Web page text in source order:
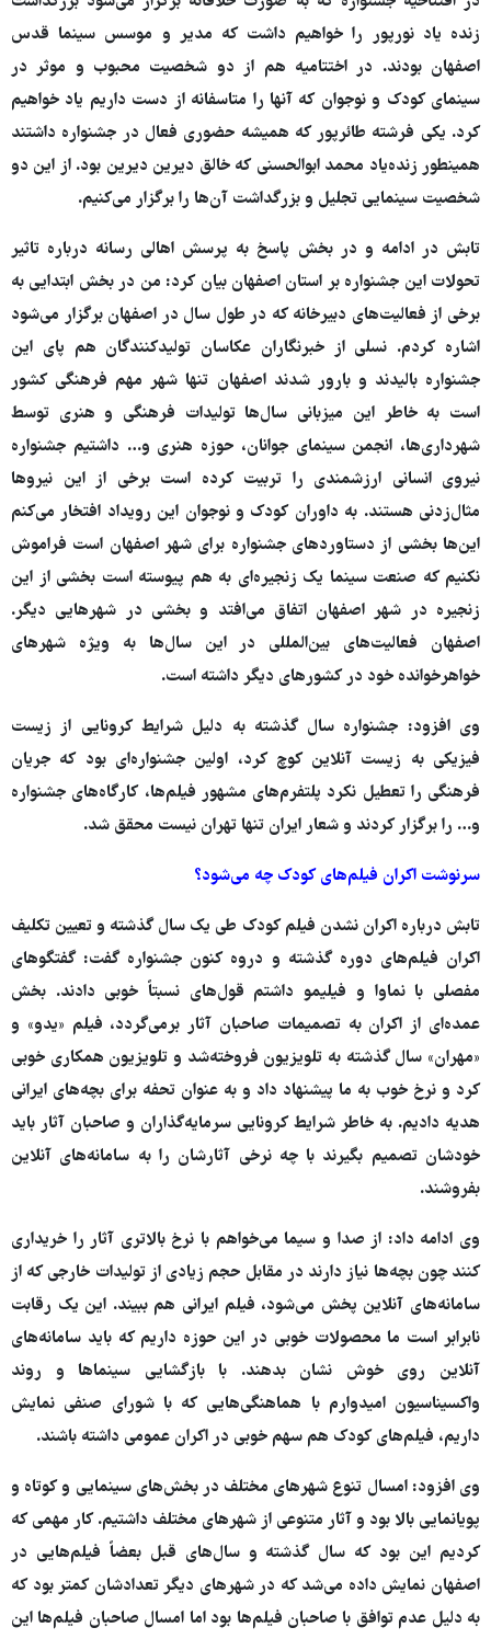
زنده یاد نورپور را خواهیم داشت که مدیر و موسس سینما قدس
اصفهان بودند. در اختتامیه هم از دو شخصیت محبوب و موثر در
سینمای کودک و نوجوان که آنها را متاسفانه از دست داریم یاد خواهیم
کرد. یکی فرشته طائرپور که همیشه حضوری فعال در جشنواره داشتند
همینطور زنده‌یاد محمد ابوالحسنی که خالق دیرین دیرین بود. از این دو
شخصیت سینمایی تجلیل و بزرگداشت آن‌ها را برگزار می‌کنیم.
تابش در ادامه و در بخش پاسخ به پرسش اهالی رسانه درباره تاثیر
تحولات این جشنواره بر استان اصفهان بیان کرد: من در بخش ابتدایی به
برخی از فعالیت‌های دبیرخانه که در طول سال در اصفهان برگزار می‌شود
اشاره کردم. نسلی از خبرنگاران عکاسان تولیدکنندگان هم پای این
جشنواره بالیدند و بارور شدند اصفهان تنها شهر مهم فرهنگی کشور
است به خاطر این میزبانی سال‌ها تولیدات فرهنگی و هنری توسط
شهرداری‌ها، انجمن سینمای جوانان، حوزه هنری و… داشتیم جشنواره
نیروی انسانی ارزشمندی را تربیت کرده است برخی از این نیروها
مثال‌زدنی هستند. به داوران کودک و نوجوان این رویداد افتخار می‌کنم
این‌ها بخشی از دستاوردهای جشنواره برای شهر اصفهان است فراموش
نکنیم که صنعت سینما یک زنجیره‌ای به هم پیوسته است بخشی از این
زنجیره در شهر اصفهان اتفاق می‌افتد و بخشی در شهرهایی دیگر.
اصفهان فعالیت‌های بین‌المللی در این سال‌ها به ویژه شهرهای
خواهرخوانده خود در کشورهای دیگر داشته است.
وی افزود: جشنواره سال گذشته به دلیل شرایط کرونایی از زیست
فیزیکی به زیست آنلاین کوچ کرد، اولین جشنواره‌ای بود که جریان
فرهنگی را تعطیل نکرد پلتفرم‌های مشهور فیلم‌ها، کارگاه‌های جشنواره
و… را برگزار کردند و شعار ایران تنها تهران نیست محقق شد.
سرنوشت اکران فیلم‌های کودک چه می‌شود؟
تابش درباره اکران نشدن فیلم کودک طی یک سال گذشته و تعیین تکلیف
اکران فیلم‌های دوره گذشته و دروه کنون جشنواره گفت: گفتگوهای
مفصلی با نماوا و فیلیمو داشتم قول‌های نسبتاً خوبی دادند. بخش
عمده‌ای از اکران به تصمیمات صاحبان آثار برمی‌گردد، فیلم «یدو» و
«مهران» سال گذشته به تلویزیون فروخته‌شد و تلویزیون همکاری خوبی
کرد و نرخ خوب به ما پیشنهاد داد و به عنوان تحفه برای بچه‌های ایرانی
هدیه دادیم. به خاطر شرایط کرونایی سرمایه‌گذاران و صاحبان آثار باید
خودشان تصمیم بگیرند با چه نرخی آثارشان را به سامانه‌های آنلاین
بفروشند.
وی ادامه داد: از صدا و سیما می‌خواهم با نرخ بالاتری آثار را خریداری
کنند چون بچه‌ها نیاز دارند در مقابل حجم زیادی از تولیدات خارجی که از
سامانه‌های آنلاین پخش می‌شود، فیلم ایرانی هم ببیند. این یک رقابت
نابرابر است ما محصولات خوبی در این حوزه داریم که باید سامانه‌های
آنلاین روی خوش نشان بدهند. با بازگشایی سینماها و روند
واکسیناسیون امیدوارم با هماهنگی‌هایی که با شورای صنفی نمایش
داریم، فیلم‌های کودک هم سهم خوبی در اکران عمومی داشته باشند.
وی افزود: امسال تنوع شهرهای مختلف در بخش‌های سینمایی و کوتاه و
پویانمایی بالا بود و آثار متنوعی از شهرهای مختلف داشتیم. کار مهمی که
کردیم این بود که سال گذشته و سال‌های قبل بعضاً فیلم‌هایی در
اصفهان نمایش داده می‌شد که در شهرهای دیگر تعدادشان کمتر بود که
به دلیل عدم توافق با صاحبان فیلم‌ها بود اما امسال صاحبان فیلم‌ها این